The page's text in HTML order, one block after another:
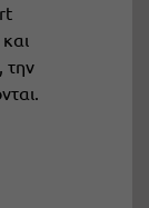
την